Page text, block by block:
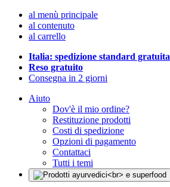
al menù principale
al contenuto
al carrello
Italia: spedizione standard gratuita
Reso gratuito
Consegna in 2 giorni
Aiuto
Dov'è il mio ordine?
Restituzione prodotti
Costi di spedizione
Opzioni di pagamento
Contattaci
Tutti i temi